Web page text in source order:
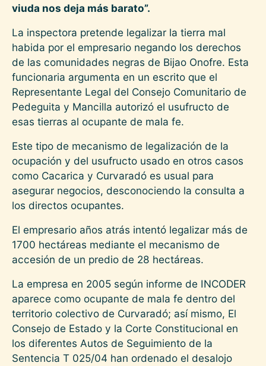
viuda nos deja más barato”.
La inspectora pretende legalizar la tierra mal
habida por el empresario negando los derechos
de las comunidades negras de Bijao Onofre. Esta
funcionaria argumenta en un escrito que el
Representante Legal del Consejo Comunitario de
Pedeguita y Mancilla autorizó el usufructo de
esas tierras al ocupante de mala fe.
Este tipo de mecanismo de legalización de la
ocupación y del usufructo usado en otros casos
como Cacarica y Curvaradó es usual para
asegurar negocios, desconociendo la consulta a
los directos ocupantes.
El empresario años atrás intentó legalizar más de
1700 hectáreas mediante el mecanismo de
accesión de un predio de 28 hectáreas.
La empresa en 2005 según informe de INCODER
aparece como ocupante de mala fe dentro del
territorio colectivo de Curvaradó; así mismo, El
Consejo de Estado y la Corte Constitucional en
los diferentes Autos de Seguimiento de la
Sentencia T 025/04 han ordenado el desalojo